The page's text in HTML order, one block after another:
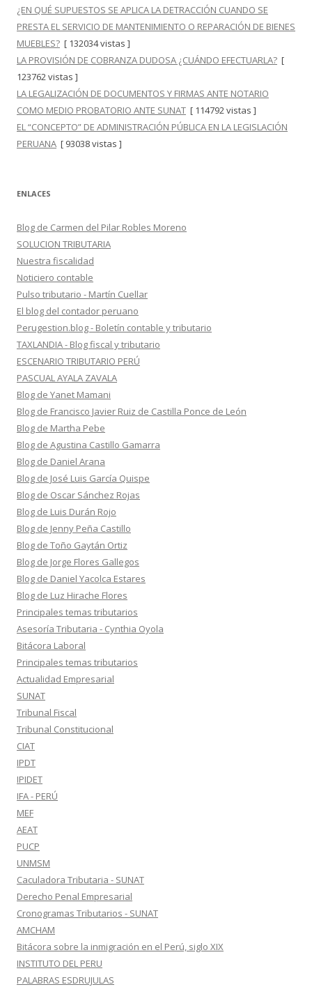
¿EN QUÉ SUPUESTOS SE APLICA LA DETRACCIÓN CUANDO SE
PRESTA EL SERVICIO DE MANTENIMIENTO O REPARACIÓN DE BIENES
MUEBLES? [ 132034 vistas ]
LA PROVISIÓN DE COBRANZA DUDOSA ¿CUÁNDO EFECTUARLA? [
123762 vistas ]
LA LEGALIZACIÓN DE DOCUMENTOS Y FIRMAS ANTE NOTARIO
COMO MEDIO PROBATORIO ANTE SUNAT [ 114792 vistas ]
EL “CONCEPTO” DE ADMINISTRACIÓN PÚBLICA EN LA LEGISLACIÓN
PERUANA [ 93038 vistas ]
ENLACES
Blog de Carmen del Pilar Robles Moreno
SOLUCION TRIBUTARIA
Nuestra fiscalidad
Noticiero contable
Pulso tributario - Martín Cuellar
El blog del contador peruano
Perugestion.blog - Boletín contable y tributario
TAXLANDIA - Blog fiscal y tributario
ESCENARIO TRIBUTARIO PERÚ
PASCUAL AYALA ZAVALA
Blog de Yanet Mamani
Blog de Francisco Javier Ruiz de Castilla Ponce de León
Blog de Martha Pebe
Blog de Agustina Castillo Gamarra
Blog de Daniel Arana
Blog de José Luis García Quispe
Blog de Oscar Sánchez Rojas
Blog de Luis Durán Rojo
Blog de Jenny Peña Castillo
Blog de Toño Gaytán Ortiz
Blog de Jorge Flores Gallegos
Blog de Daniel Yacolca Estares
Blog de Luz Hirache Flores
Principales temas tributarios
Asesoría Tributaria - Cynthia Oyola
Bitácora Laboral
Principales temas tributarios
Actualidad Empresarial
SUNAT
Tribunal Fiscal
Tribunal Constitucional
CIAT
IPDT
IPIDET
IFA - PERÚ
MEF
AEAT
PUCP
UNMSM
Caculadora Tributaria - SUNAT
Derecho Penal Empresarial
Cronogramas Tributarios - SUNAT
AMCHAM
Bitácora sobre la inmigración en el Perú, siglo XIX
INSTITUTO DEL PERU
PALABRAS ESDRUJULAS